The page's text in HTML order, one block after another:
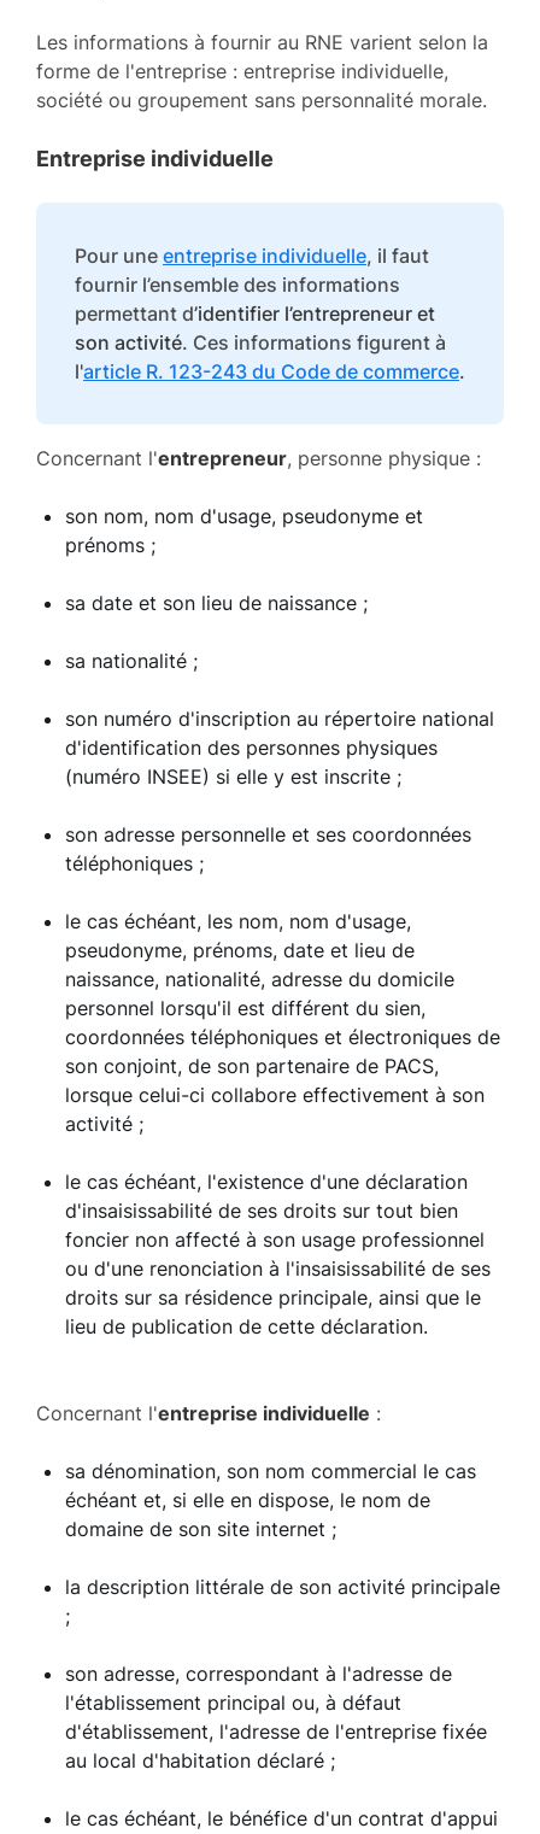
Les informations à fournir au RNE varient selon la
forme de l'entreprise : entreprise individuelle,
société ou groupement sans personnalité morale.
Entreprise individuelle
Pour une entreprise individuelle, il faut
fournir l’ensemble des informations
permettant d’identifier l’entrepreneur et
son activité. Ces informations figurent à
l'article R. 123-243 du Code de commerce.
Concernant l'entrepreneur, personne physique :
son nom, nom d'usage, pseudonyme et
prénoms ;
sa date et son lieu de naissance ;
sa nationalité ;
son numéro d'inscription au répertoire national
d'identification des personnes physiques
(numéro INSEE) si elle y est inscrite ;
son adresse personnelle et ses coordonnées
téléphoniques ;
le cas échéant, les nom, nom d'usage,
pseudonyme, prénoms, date et lieu de
naissance, nationalité, adresse du domicile
personnel lorsqu'il est différent du sien,
coordonnées téléphoniques et électroniques de
son conjoint, de son partenaire de PACS,
lorsque celui-ci collabore effectivement à son
activité ;
le cas échéant, l'existence d'une déclaration
d'insaisissabilité de ses droits sur tout bien
foncier non affecté à son usage professionnel
ou d'une renonciation à l'insaisissabilité de ses
droits sur sa résidence principale, ainsi que le
lieu de publication de cette déclaration.
Concernant l'entreprise individuelle :
sa dénomination, son nom commercial le cas
échéant et, si elle en dispose, le nom de
domaine de son site internet ;
la description littérale de son activité principale
;
son adresse, correspondant à l'adresse de
l'établissement principal ou, à défaut
d'établissement, l'adresse de l'entreprise fixée
au local d'habitation déclaré ;
le cas échéant, le bénéfice d'un contrat d'appui